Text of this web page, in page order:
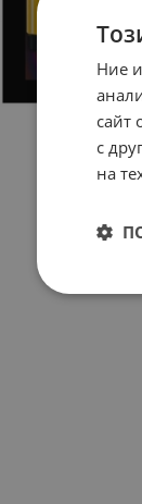
Ние
сайт
с
на